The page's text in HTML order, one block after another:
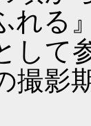
れる
して
撮影